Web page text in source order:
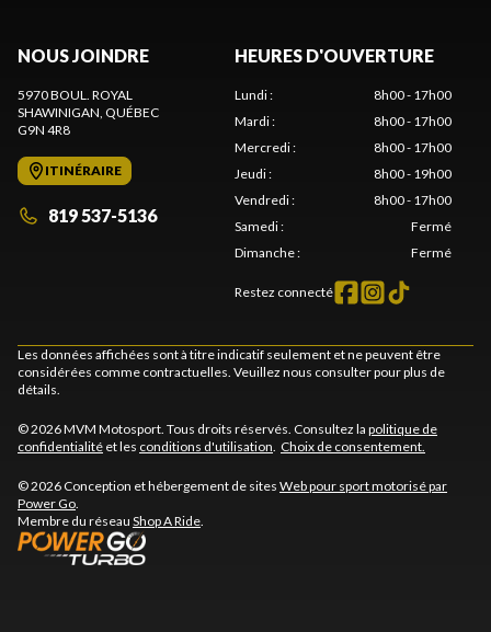
NOUS JOINDRE
5970 BOUL. ROYAL
SHAWINIGAN , QUÉBEC
G9N 4R8
ITINÉRAIRE
819 537-5136
HEURES D'OUVERTURE
Lundi:
8h00 - 17h00
Mardi:
8h00 - 17h00
Mercredi:
8h00 - 17h00
Jeudi:
8h00 - 19h00
Vendredi:
8h00 - 17h00
Samedi:
Fermé
Dimanche: Fermé
Restez connecté
Les données affichées sont à titre indicatif seulement et ne peuvent être
considérées comme contractuelles. Veuillez nous consulter pour plus de
détails.
© 2026 MVM Motosport. Tous droits réservés. Consultez la politique de
confidentialité et les conditions d'utilisation Choix de consentement.
© 2026 Conception et hébergement de sites Web pour sport motorisé par
Power Go
Membre du réseau Shop A Ride